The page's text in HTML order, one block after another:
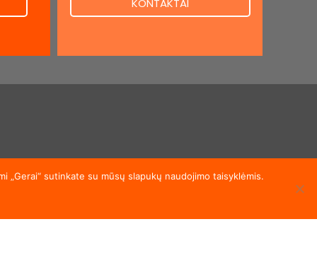
KONTAKTAI
sutinkate su mūsų slapukų naudojimo taisyklėmis.